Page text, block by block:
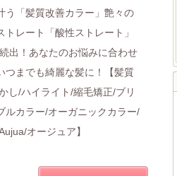
う「髪質改善カラー」艶々の
トレート「酸性ストレート」
出！あなたのお悩みに合わせ
つまでも綺麗な髪に！【髪質
し/ハイライト/縮毛矯正/ブリ
ルカラー/オーガニックカラー/
オージュア】